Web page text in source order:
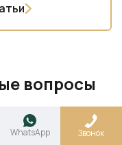
вопросы
WhatsApp Звонок